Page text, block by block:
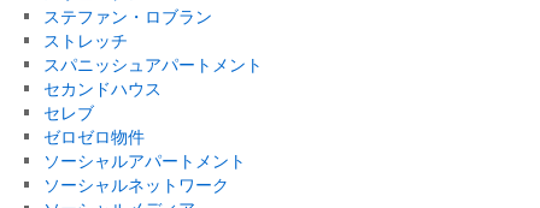
ステファン・ロブラン
ストレッチ
スパニッシュアパートメント
セカンドハウス
セレブ
ゼロゼロ物件
ソーシャルアパートメント
ソーシャルネットワーク